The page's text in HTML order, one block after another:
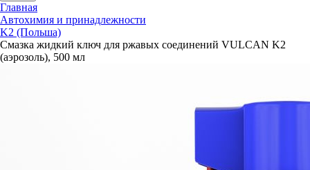
Главная
Автохимия и принадлежности
K2 (Польша)
Смазка жидкий ключ для ржавых соединений VULCAN K2
(аэрозоль), 500 мл